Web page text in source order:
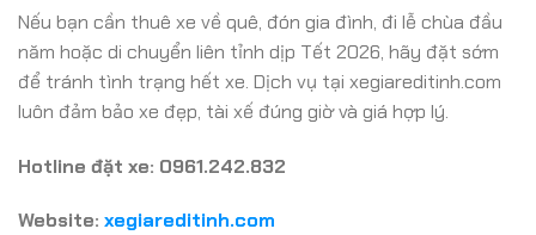
Nếu bạn cần thuê xe về quê, đón gia đình, đi lễ chùa đầu
năm hoặc di chuyển liên tỉnh dịp Tết 2026, hãy đặt sớm
để tránh tình trạng hết xe. Dịch vụ tại xegiareditinh.com
luôn đảm bảo xe đẹp, tài xế đúng giờ và giá hợp lý.
Hotline đặt xe: 0961.242.832
Website: xegiareditinh.com